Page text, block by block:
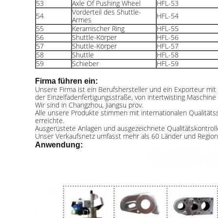
53 Axle Of Pushing Wheel
HFL-53
54
Vorderteil des Shuttle-
Armes
HFL-54
55
Keramischer Ring
HFL-55
56
Shuttle-Körper
HFL-56
57
Shuttle-Körper
HFL-57
58
Shuttle
HFL-58
59
Schieber HFL-59
Firma führen ein:
Unsere Firma ist ein Berufshersteller und ein Exporteur
der Einzelfadenfertigungsstraße, von intertwisting
Wir sind in Changzhou, Jiangsu prov.
Alle unsere Produkte stimmen mit internationalen
erreichte.
Ausgerüstete Anlagen und ausgezeichnete
Unser Verkaufsnetz umfasst mehr als 60 Länder und
Anwendung: